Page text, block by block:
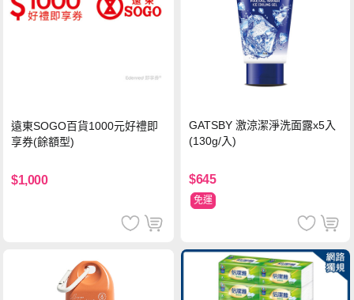
遠東SOGO百貨1000元好禮即
享券(餘額型)
$1,000
GATSBY 激涼潔淨洗面露x5入
(130g/入)
$645
免運